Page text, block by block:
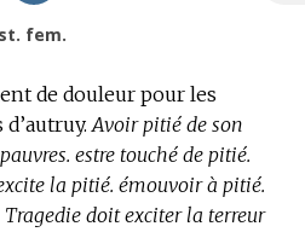
fem.
de douleur pour les
Avoir pitié de son
estre touché de pitié.
la pitié. émouvoir à pitié.
doit exciter la terreur